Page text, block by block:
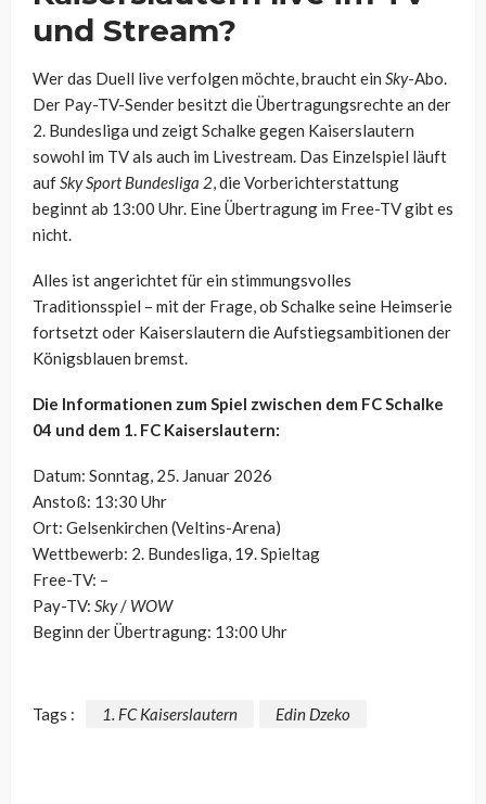
und Stream?
Wer das Duell live verfolgen möchte, braucht ein Sky-Abo.
Der Pay-TV-Sender besitzt die Übertragungsrechte an der
2. Bundesliga und zeigt Schalke gegen Kaiserslautern
sowohl im TV als auch im Livestream. Das Einzelspiel läuft
aufSky Sport Bundesliga 2, die Vorberichterstattung
beginnt ab 13:00 Uhr. Eine Übertragung im Free-TV gibt es
nicht.
Alles ist angerichtet für ein stimmungsvolles
Traditionsspiel – mit der Frage, ob Schalke seine Heimserie
fortsetzt oder Kaiserslautern die Aufstiegsambitionen der
Königsblauen bremst.
Die Informationen zum Spiel zwischen dem FC Schalke
04 und dem 1. FC Kaiserslautern:
Datum: Sonntag, 25. Januar 2026
Anstoß: 13:30 Uhr
Ort: Gelsenkirchen (Veltins-Arena)
Wettbewerb: 2. Bundesliga, 19. Spieltag
Free-TV: –
Pay-TV: Sky/ WOW
Beginn der Übertragung: 13:00 Uhr
Tags : 1. FC Kaiserslautern Edin Dzeko